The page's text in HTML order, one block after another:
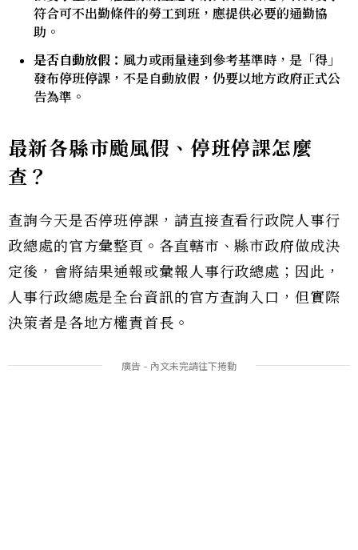
符合可不出勤條件的勞工到班，應提供必要的通勤協
助。
是否自動放假： 風力或雨量達到參考基準時，是「得」
發布停班停課，不是自動放假，仍要以地方政府正式公
告為準。
最新各縣市颱風假、停班停課怎麼
查？
查詢今天是否停班停課，請直接查看行政院人事行
政總處的官方彙整頁。各直轄市、縣市政府做成決
定後，會將結果通報或彙報人事行政總處；因此，
人事行政總處是全台資訊的官方查詢入口，但實際
決策者是各地方權責首長。